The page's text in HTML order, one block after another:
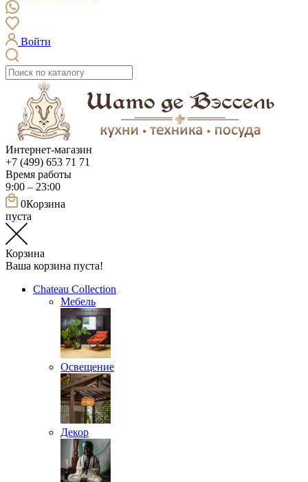
Войти
Интернет-магазин
+7 (499) 653 71 71
Время работы
9:00 – 23:00
0Корзина
пуста
Корзина
Ваша корзина пуста!
Chateau Collection
Мебель
Освещение
Декор